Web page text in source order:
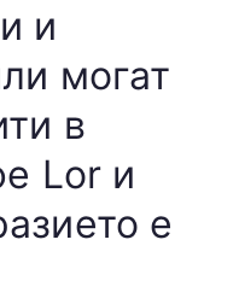
и
могат
в
Lor и
е